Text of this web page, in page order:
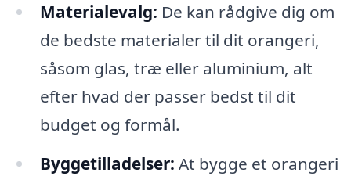
Materialevalg: De kan rådgive dig om
de bedste materialer til dit orangeri,
såsom glas, træ eller aluminium, alt
efter hvad der passer bedst til dit
budget og formål.
Byggetilladelser: At bygge et orangeri